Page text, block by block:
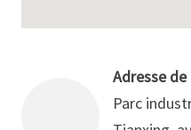
Adresse de
Parc